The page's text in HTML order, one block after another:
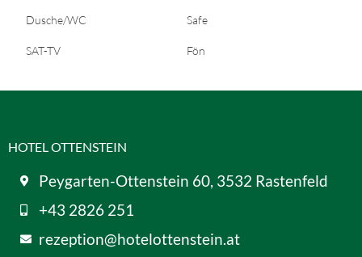
Dusche/WC
SAT-TV
Safe
Fön
HOTEL OTTENSTEIN
Peygarten-Ottenstein 60, 3532 Rastenfeld
+43 2826 251
rezeption@hotelottenstein.at